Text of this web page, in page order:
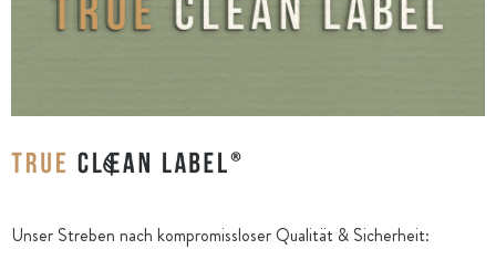
Unser Streben nach kompromissloser Qualität & Sicherheit: